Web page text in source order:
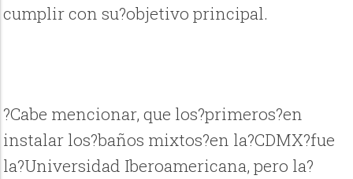
cumplir con su?objetivo principal.
?Cabe mencionar, que los?primeros?en
instalar los?baños mixtos?en la?CDMX?fue
la?Universidad Iberoamericana, pero la?